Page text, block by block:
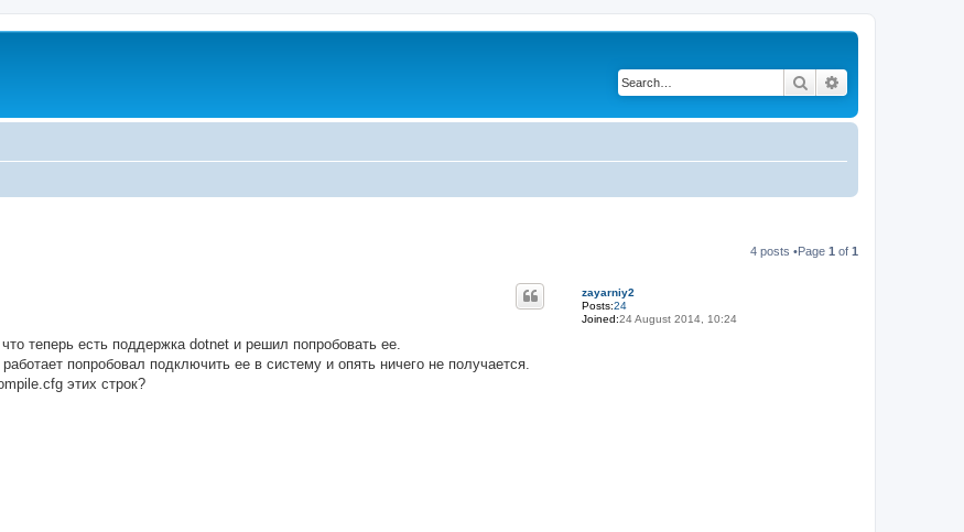
Search
4 posts •Page 1 of 1
zayarniy2
Posts:24
Joined:24 August 2014, 10:24
теперь есть поддержка dotnet и решил попробовать ее.
попробовал подключить ее в систему и опять ничего не получается.
этих строк?